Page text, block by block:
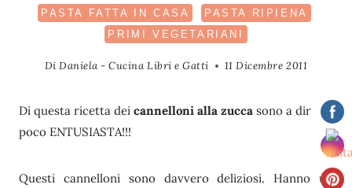
PASTA FATTA IN CASA
PASTA RIPIENA
PRIMI VEGETARIANI
Di Daniela - Cucina Libri e Gatti 11 Dicembre 2011
Di questa ricetta dei cannelloni alla zucca sono a dir
poco ENTUSIASTA!!!
Questi cannelloni sono davvero deliziosi. Hanno un